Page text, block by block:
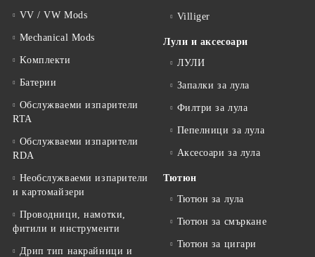
VV / VW Mods
Mechanical Mods
Kомплекти
Батерии
Обслужваеми изпарители
RTA
Обслужваеми изпарители
RDA
Необслужваеми изпарители
и картомайзери
Проводници, намотки,
фитили и инструменти
Дрип тип накрайници и
Villiger
Лули и аксесоари
ЛУЛИ
Запалки за лула
Филтри за лула
Пепелници за лула
Аксесоари за лула
Тютюн
Тютюн за лула
Тютюн за смъркане
Тютюн за цигари